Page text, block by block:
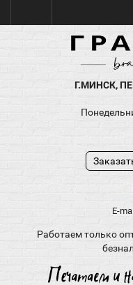
Г.МИНСК,
E-
Работаем только